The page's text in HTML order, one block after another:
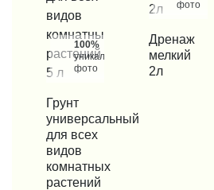
100%
уникальные
фото
КУПИТЬ В 1 КЛИК
Грунт
универсальный
для всех
видов
комнатных
растений
фото
КУПИТЬ В 1 КЛИК
Дренаж
мелкий
2л